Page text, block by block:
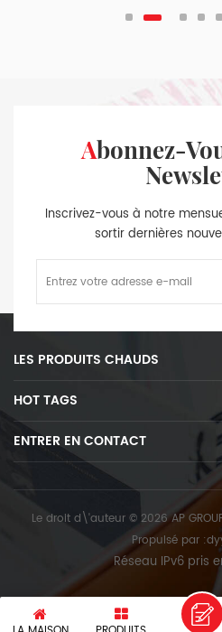
Abonnez-Vous À Notre
Inscrivez-vous à notre
sortir dernières
LES PRODUITS CHAUDS
HOT TAGS
ENTRER EN CONTACT
Le droit d\'auteur © 2026 AP
Propulsé par :
Réseau IPv6 pris